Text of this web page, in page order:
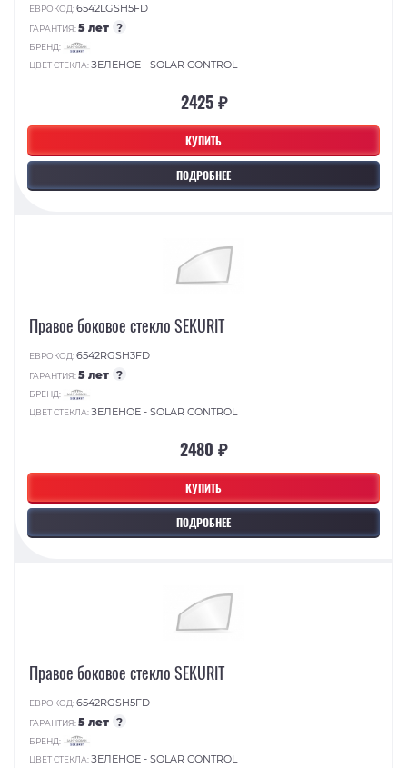
КУПИТЬ
ПОДРОБНЕЕ
ЕВРОКОД:6542LGSH5FD
ГАРАНТИЯ:5 лет ?
БРЕНД:
ЦВЕТ СТЕКЛА:ЗЕЛЕНОЕ - SOLAR CONTROL
2425 ₽
КУПИТЬ
ПОДРОБНЕЕ
Правое боковое стекло SEKURIT
ЕВРОКОД:6542RGSH3FD
ГАРАНТИЯ:5 лет ?
БРЕНД:
ЦВЕТ СТЕКЛА:ЗЕЛЕНОЕ - SOLAR CONTROL
2480 ₽
Правое боковое стекло SEKURIT
ЕВРОКОД:6542RGSH5FD
ГАРАНТИЯ:5 лет ?
БРЕНД:
ЦВЕТ СТЕКЛА:ЗЕЛЕНОЕ - SOLAR CONTROL